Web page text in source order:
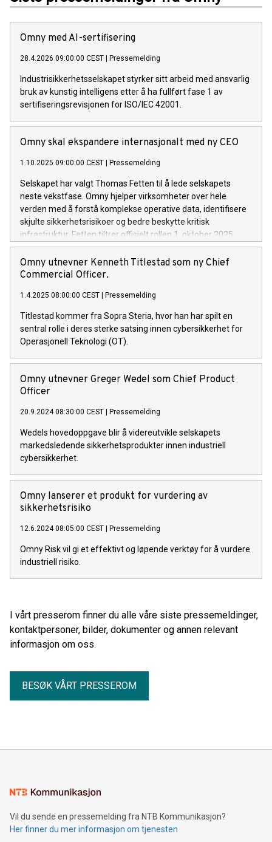
Omny med AI-sertifisering
28.4.2026 09:00:00 CEST | Pressemelding
Industrisikkerhetsselskapet styrker sitt arbeid med ansvarlig
bruk av kunstig intelligens etter å ha fullført fase 1 av
sertifiseringsrevisjonen for ISO/IEC 42001.
Omny skal ekspandere internasjonalt med ny CEO
1.10.2025 09:00:00 CEST | Pressemelding
Selskapet har valgt Thomas Fetten til å lede selskapets
neste vekstfase. Omny hjelper virksomheter over hele
verden med å forstå komplekse operative data, identifisere
skjulte sikkerhetsrisikoer og bedre beskytte kritisk
infrastruktur. Fetten tiltrer offisielt rollen 1. oktober 2025.
Omny utnevner Kenneth Titlestad som ny Chief
Commercial Officer.
1.4.2025 08:00:00 CEST | Pressemelding
Titlestad kommer fra Sopra Steria, hvor han har spilt en
sentral rolle i deres sterke satsing innen cybersikkerhet for
Operasjonell Teknologi (OT).
Omny utnevner Greger Wedel som Chief Product
Officer
20.9.2024 08:30:00 CEST | Pressemelding
Wedels hovedoppgave blir å videreutvikle selskapets
markedsledende sikkerhetsprodukter innen industriell
cybersikkerhet.
Omny lanserer et produkt for vurdering av
sikkerhetsrisiko
12.6.2024 08:05:00 CEST | Pressemelding
Omny Risk vil gi et effektivt og løpende verktøy for å vurdere
industriell risiko.
I vårt presserom finner du alle våre siste pressemeldinger,
kontaktpersoner, bilder, dokumenter og annen relevant
informasjon om oss.
BESØK VÅRT PRESSEROM
Vil du sende en pressemelding fra NTB Kommunikasjon?
Her finner du mer informasjon om tjenesten